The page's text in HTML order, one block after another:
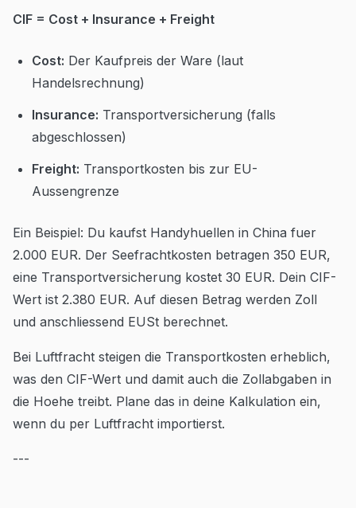
CIF = Cost + Insurance + Freight
Cost: Der Kaufpreis der Ware (laut
Handelsrechnung)
Insurance: Transportversicherung (falls
abgeschlossen)
Freight: Transportkosten bis zur EU-
Aussengrenze
Ein Beispiel: Du kaufst Handyhuellen in China fuer
2.000 EUR. Der Seefrachtkosten betragen 350 EUR,
eine Transportversicherung kostet 30 EUR. Dein CIF-
Wert ist 2.380 EUR. Auf diesen Betrag werden Zoll
und anschliessend EUSt berechnet.
Bei Luftfracht steigen die Transportkosten erheblich,
was den CIF-Wert und damit auch die Zollabgaben in
die Hoehe treibt. Plane das in deine Kalkulation ein,
wenn du per Luftfracht importierst.
---